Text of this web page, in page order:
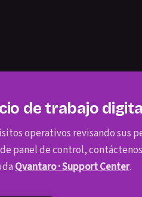
de trabajo
operativos revisando sus
panel de control,
Qvantaro · Support Center.